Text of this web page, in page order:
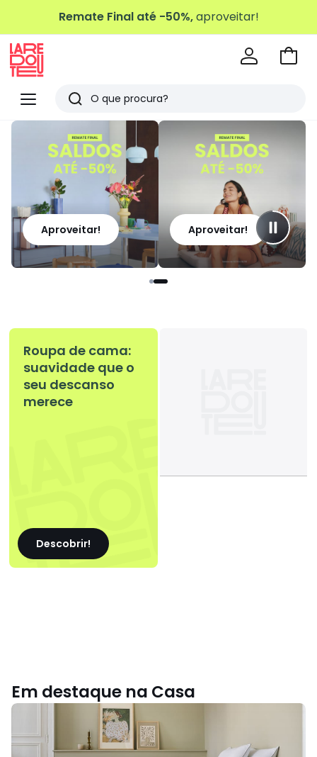
Remate Final até -50%,aproveitar!
Menu
Redoute
Pesquisar
Últimos
artigos
vistos
Ir
Aproveitar! Aproveitar!
Roupa de cama:
suavidade que o
seu descanso
merece
Descobrir!
Em destaque na Casa
O
ideal...